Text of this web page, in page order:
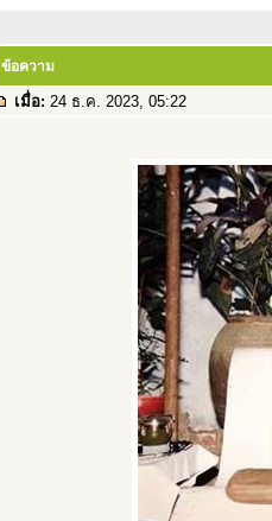
ข้อความ
เมื่อ: 24 ธ.ค. 2023, 05:22